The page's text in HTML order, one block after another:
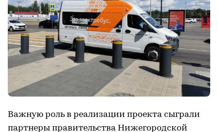
Важную роль в реализации проекта сыграли
партнеры правительства Нижегородской